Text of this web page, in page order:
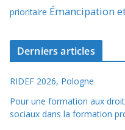
prioritaire Émancipation
Derniers articles
RIDEF 2026, Pologne
Pour une formation aux
sociaux dans la formation